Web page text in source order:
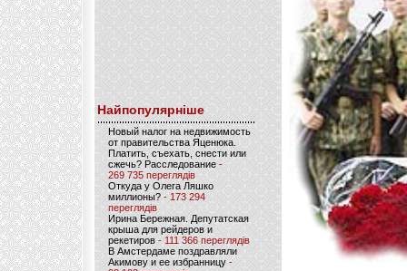
Найпопулярніше
Новый налог на недвижимость
от правительства Яценюка.
Платить, съехать, снести или
сжечь? Расследование-
269 735 переглядів
Откуда у Олега Ляшко
миллионы? - 173 294
переглядів
Ирина Бережная. Депутатская
крыша для рейдеров и
рекетиров - 111 366 переглядів
В Амстердаме поздравляли
Акимову и ее избранницу -